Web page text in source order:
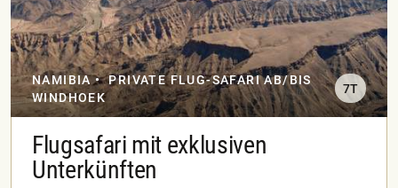
NAMIBIA
PRIVATE FLUG-SAFARI AB/BIS
WINDHOEK
7T
Flugsafari mit exklusiven
Unterkünften